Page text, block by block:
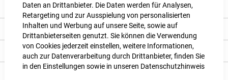
Daten an Drittanbieter. Die Daten werden für Analysen,
Retargeting und zur Ausspielung von personalisierten
Inhalten und Werbung auf unsere Seite, sowie auf
Drittanbieterseiten genutzt. Sie können die Verwendung
von Cookies jederzeit einstellen, weitere Informationen,
auch zur Datenverarbeitung durch Drittanbieter, finden Sie
in den Einstellungen sowie in unseren Datenschutzhinweis
Beschreibung
Produkt Details
Bewertungen
Angaben zur Produktsicherheit